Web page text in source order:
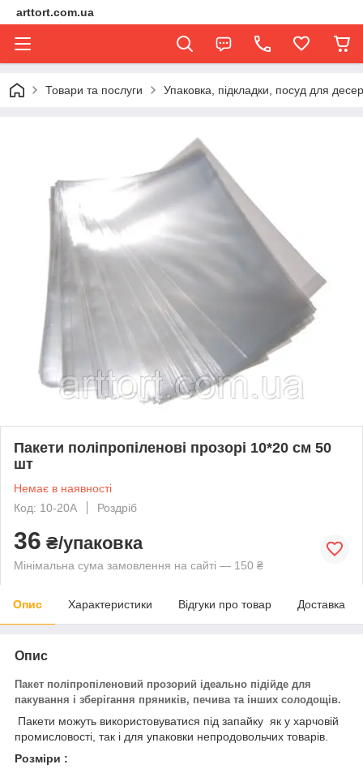
arttort.com.ua
Товари та послуги Упаковка, підкладки, посуд для
Пакети поліпропіленові прозорі 10*20 см 50
шт
Немає в наявності
Код: 10-20A
Роздріб
36 ₴/упаковка
Мінімальна сума замовлення на сайті — 150 ₴
Опис Характеристики Відгуки про товар Доставка
Опис
Пакет поліпропіленовий прозорий ідеально підійде для
пакування і зберігання пряників, печива та інших солодощів.
Пакети можуть використовуватися під запайку як у харчовій
промисловості, так і для упаковки непродовольчих товарів.
Розміри :